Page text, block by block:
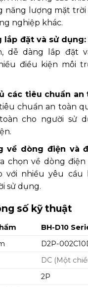
năng lượng mặt trời
nghiệp khác.
lắp đặt và sử dụng:
dễ dàng lắp đặt
điều kiện môi
các tiêu chuẩn an
chuẩn an toàn
cho người sử
về dòng điện và
chọn về dòng điện
với nhiều yêu cầu
sử dụng.
số kỹ thuật
BH-D10
D2P-
DC (Một
2P